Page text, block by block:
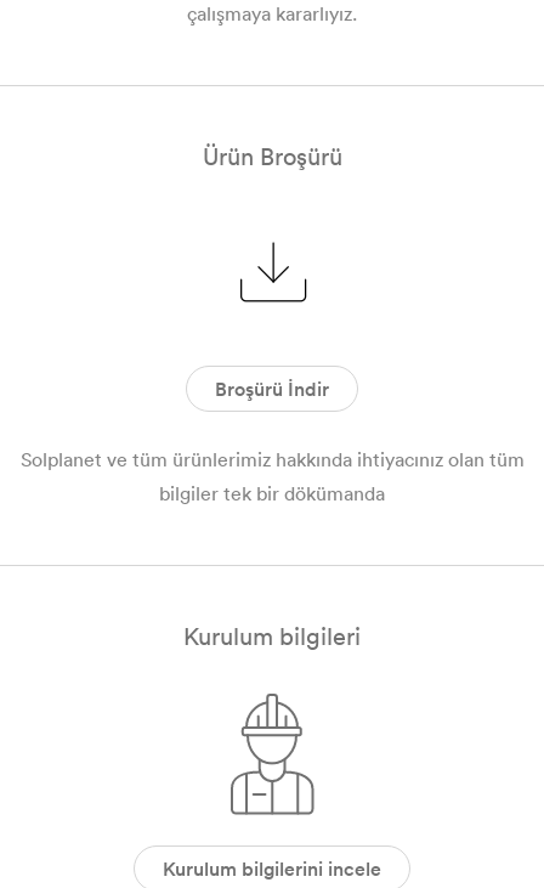
çalışmaya kararlıyız.
Ürün Broşürü
Broşürü İndir
Solplanet ve tüm ürünlerimiz hakkında ihtiyacınız olan tüm
bilgiler tek bir dökümanda
Kurulum bilgileri
Kurulum bilgilerini incele